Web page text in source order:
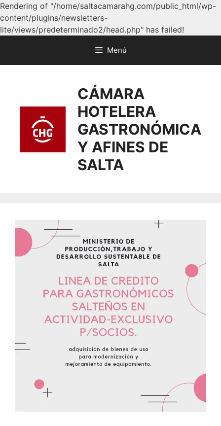
Rendering of "/home/saltacamarahg.com/public_html/wp-
content/plugins/newsletters-
lite/views/predeterminado2/head.php" has failed!
Menú
CÁMARA
HOTELERA
GASTRONÓMICA
Y AFINES DE
SALTA